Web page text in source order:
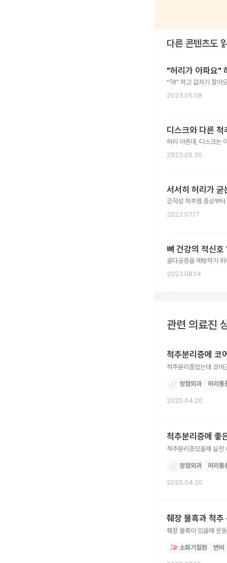
다른 콘텐츠도
"허리가 아파요"
"악!" 하고 갑자기 찾아
2023.05.08
디스크와 다른
허리 아픈데, 디스크는
2023.05.30
서서히 허리가
강직성 척추염 증상부
2023.07.17
뼈 건강의 적신
골다공증을 예방하기
2023.08.14
관련 의료진
척추분리증에 코
척추분리증있는데 코어
정형외과 허리통
2025.04.20
척추분리증에 좋
척추분리증있을때 실천
정형외과 허리통
2025.04.20
췌장 물혹과 척
췌장 물혹이 있을때 운
소화기질환 변비